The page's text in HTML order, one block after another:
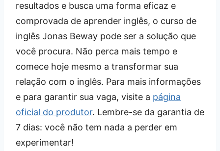
resultados e busca uma forma eficaz e
comprovada de aprender inglês, o curso de
inglês Jonas Beway pode ser a solução que
você procura. Não perca mais tempo e
comece hoje mesmo a transformar sua
relação com o inglês. Para mais informações
e para garantir sua vaga, visite a página
oficial do produtor. Lembre-se da garantia de
7 dias: você não tem nada a perder em
experimentar!